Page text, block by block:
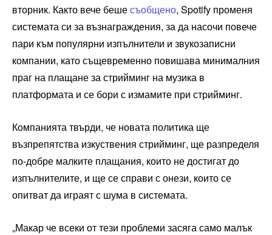
вторник. Както вече бешесъобщено, Spotify променя
системата си за възнаграждения, за да насочи повече
пари към популярни изпълнители и звукозаписни
компании, като същевременно повишава минималния
праг на плащане за стрийминг на музика в
платформата и се бори с измамите при стрийминг.
Компанията твърди, че новата политика ще
възпрепятства изкуствения стрийминг, ще разпределя
по-добре малките плащания, които не достигат до
изпълнителите, и ще се справи с онези, които се
опитват да играят с шума в системата.
„Макар че всеки от тези проблеми засяга само малък